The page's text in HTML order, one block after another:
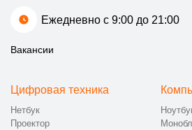
Ежедневно с 9:00 до 21:00
Вакансии
Цифровая техника
Нетбук
Проектор